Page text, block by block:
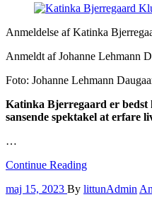
Anmeldelse af Katinka
Anmeldt af Johanne Lehmann
Foto: Johanne Lehmann
Katinka Bjerregaard er bedst
sansende spektakel at erfare
…
Continue Reading
maj 15, 2023 By littunAdmin